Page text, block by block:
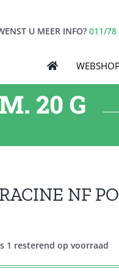
U MEER INFO? 011/78
20 G
NF
1 resterend op voorraad